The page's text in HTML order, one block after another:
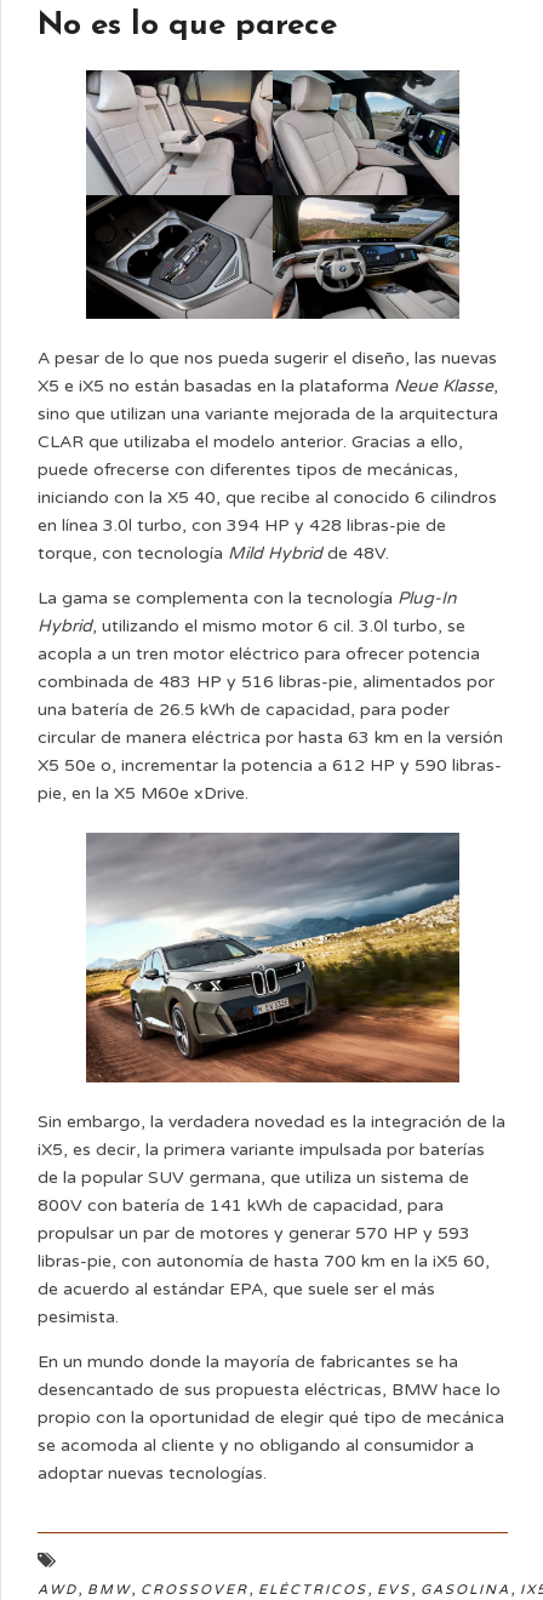
No es lo que parece
A pesar de lo que nos pueda sugerir el diseño, las nuevas
X5 e iX5 no están basadas en la plataforma Neue Klasse,
sino que utilizan una variante mejorada de la arquitectura
CLAR que utilizaba el modelo anterior. Gracias a ello,
puede ofrecerse con diferentes tipos de mecánicas,
iniciando con la X5 40, que recibe al conocido 6 cilindros
en línea 3.0l turbo, con 394 HP y 428 libras-pie de
torque, con tecnología Mild Hybridde 48V.
La gama se complementa con la tecnología Plug-In
Hybrid, utilizando el mismo motor 6 cil. 3.0l turbo, se
acopla a un tren motor eléctrico para ofrecer potencia
combinada de 483 HP y 516 libras-pie, alimentados por
una batería de 26.5 kWh de capacidad, para poder
circular de manera eléctrica por hasta 63 km en la versión
X5 50e o, incrementar la potencia a 612 HP y 590 libras-
pie, en la X5 M60e xDrive.
Sin embargo, la verdadera novedad es la integración de la
iX5, es decir, la primera variante impulsada por baterías
de la popular SUV germana, que utiliza un sistema de
800V con batería de 141 kWh de capacidad, para
propulsar un par de motores y generar 570 HP y 593
libras-pie, con autonomía de hasta 700 km en la iX5 60,
de acuerdo al estándar EPA, que suele ser el más
pesimista.
En un mundo donde la mayoría de fabricantes se ha
desencantado de sus propuesta eléctricas, BMW hace lo
propio con la oportunidad de elegir qué tipo de mecánica
se acomoda al cliente y no obligando al consumidor a
adoptar nuevas tecnologías.
AWD, BMW, CROSSOVER, ELÉCTRICOS, EVS, GASOLINA ,